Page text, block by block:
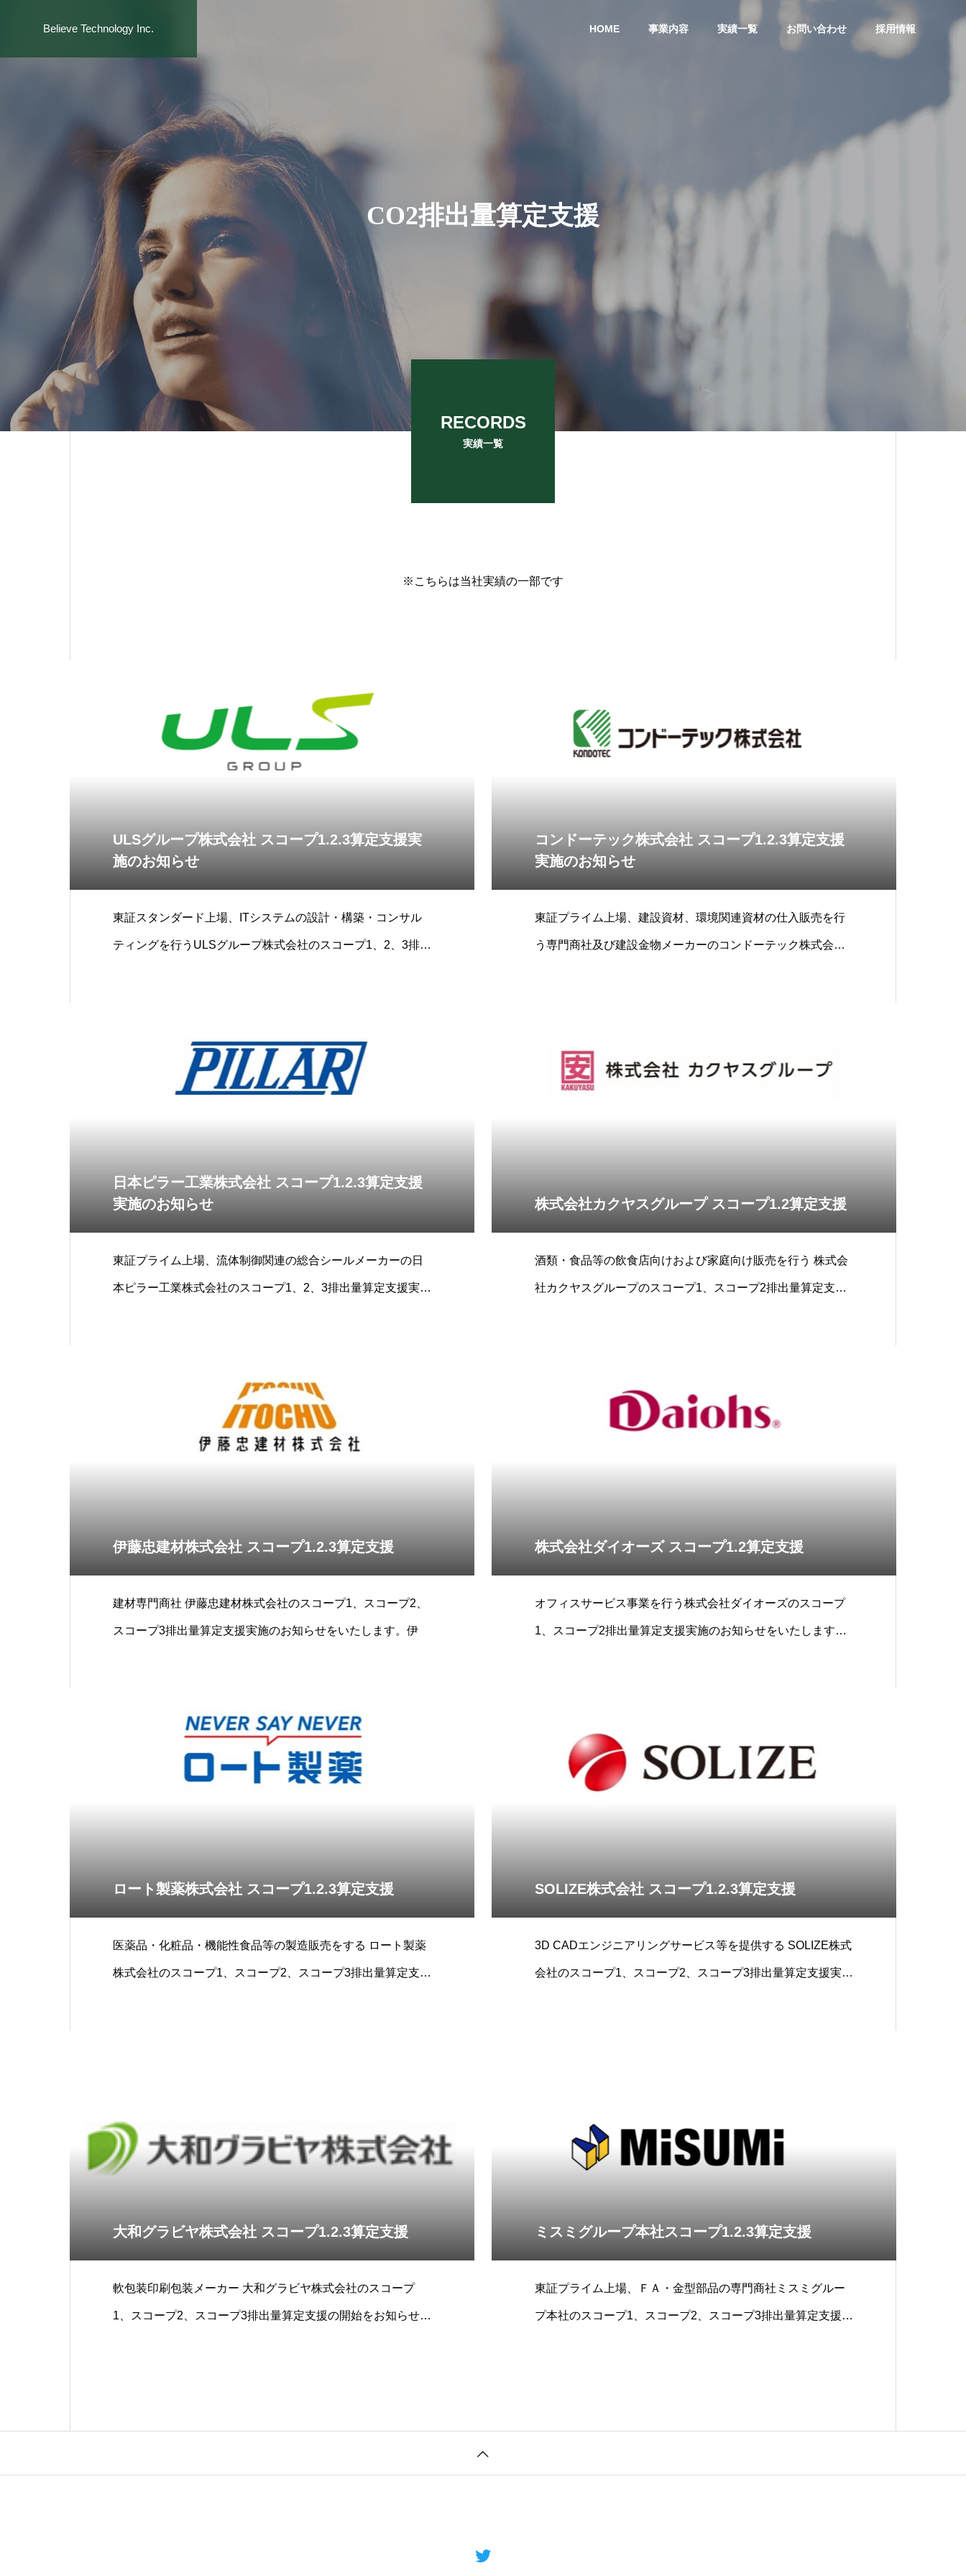
Believe Technology Inc. HOME 事業内容 実績一覧 お問い合わせ 採用情報
SERVICE
事業内容
CO2排出量算定支援
〜GHGプロトコルに基づいた
SCOPE1・SCOPE2・SCOPE3算定
TCFD・CDP・SBT 支援
〜気候変動に関する情報開示等の支
援～
〜排出量削減に向けたご提案〜
CO2排出量算定支援
RECORDS
実績一覧
※こちらは当社実績の一部です
ULSグループ株式会社 スコープ1.2.3算定支援実
施のお知らせ
東証スタンダード上場、ITシステムの設計・構築・コンサル
ティングを行うULSグループ株式会社のスコープ1、2、3排出
コンドーテック株式会社 スコープ1.2.3算定支援
実施のお知らせ
東証プライム上場、建設資材、環境関連資材の仕入販売を行
う専門商社及び建設金物メーカーのコンドーテック株式会社
日本ピラー工業株式会社 スコープ1.2.3算定支援
実施のお知らせ
東証プライム上場、流体制御関連の総合シールメーカーの日
本ピラー工業株式会社のスコープ1、2、3排出量算定支援実施
株式会社カクヤスグループ スコープ1.2算定支援
酒類・食品等の飲食店向けおよび家庭向け販売を行う 株式会
社カクヤスグループのスコープ1、スコープ2排出量算定支援
伊藤忠建材株式会社 スコープ1.2.3算定支援
建材専門商社 伊藤忠建材株式会社のスコープ1、スコープ2、
スコープ3排出量算定支援実施のお知らせをいたします。伊
株式会社ダイオーズ スコープ1.2算定支援
オフィスサービス事業を行う株式会社ダイオーズのスコープ
1、スコープ2排出量算定支援実施のお知らせをいたします。
ロート製薬株式会社 スコープ1.2.3算定支援
医薬品・化粧品・機能性食品等の製造販売をする ロート製薬
株式会社のスコープ1、スコープ2、スコープ3排出量算定支援
SOLIZE株式会社 スコープ1.2.3算定支援
3D CADエンジニアリングサービス等を提供する SOLIZE株式
会社のスコープ1、スコープ2、スコープ3排出量算定支援実施
大和グラビヤ株式会社 スコープ1.2.3算定支援
軟包装印刷包装メーカー 大和グラビヤ株式会社のスコープ
1、スコープ2、スコープ3排出量算定支援の開始をお知らせを
ミスミグループ本社スコープ1.2.3算定支援
東証プライム上場、ＦＡ・金型部品の専門商社ミスミグルー
プ本社のスコープ1、スコープ2、スコープ3排出量算定支援を